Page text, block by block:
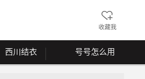
收藏我
西川结衣 号号怎么用